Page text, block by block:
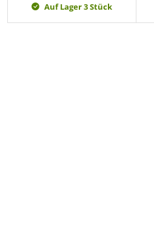
Auf Lager 3 Stück